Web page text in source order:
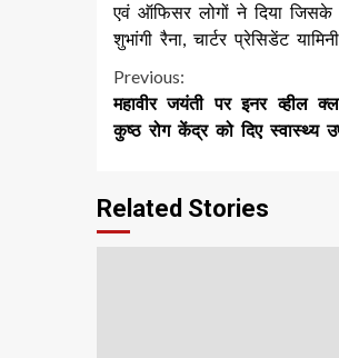
एवं ऑफिसर लोगों ने दिया जिसके
शुभांगी रैना, चार्टर प्रेसिडेंट
Continue
Reading
Previous:
महावीर जयंती पर इनर व्हील
कुष्ठ रोग केंद्र को दिए स्वास्थ्य
Related Stories